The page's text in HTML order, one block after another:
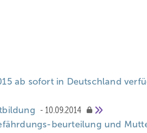
ab sofort in Deutschland
10.09.2014
beurteilung und